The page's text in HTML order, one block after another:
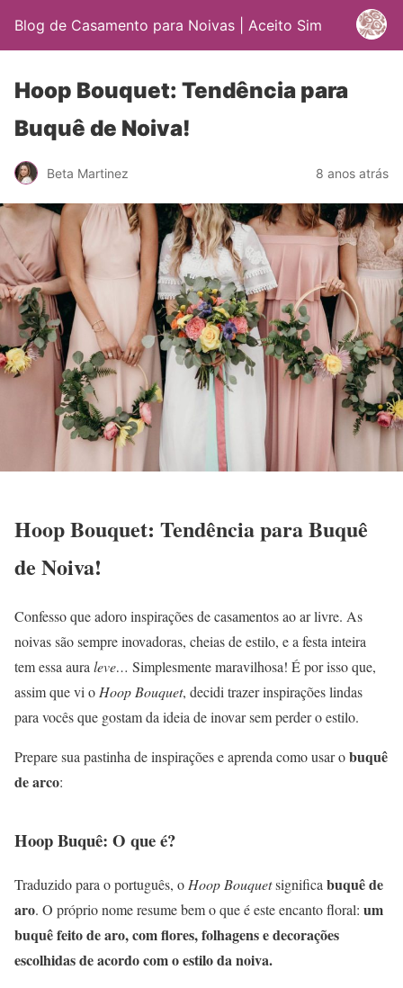
Blog de Casamento para Noivas | Aceito Sim
Hoop Bouquet: Tendência para
Buquê de Noiva!
Beta Martinez 8 anos atrás
Hoop Bouquet: Tendência para Buquê
de Noiva!
Confesso que adoro inspirações de casamentos ao ar livre. As
noivas são sempre inovadoras, cheias de estilo, e a festa inteira
tem essa auraleve… Simplesmente maravilhosa! É por isso que,
assim que vi oHoop Bouquet, decidi trazer inspirações lindas
para vocês que gostam da ideia de inovar sem perder o estilo.
Prepare sua pastinha de inspirações e aprenda como usar obuquê
de arco:
Hoop Buquê: O que é?
Traduzido para o português, o Hoop Bouquetsignifica buquê de
aro. O próprio nome resume bem o que é este encanto floral: um
buquê feito de aro, com flores, folhagens e decorações
escolhidas de acordo com o estilo da noiva.